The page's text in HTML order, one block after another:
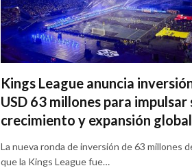
Kings League anuncia
USD 63 millones para impulsar
crecimiento y expansión global
La nueva ronda de inversión de 63 millones
que la Kings League fue…